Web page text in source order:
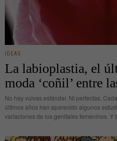
IDEAS
La labioplastia, el
moda ‘coñil’ entre
No hay vulvas estándar. Ni perfectas.
últimos años han aparecido algunos
variaciones de los genitales femeninos. Y